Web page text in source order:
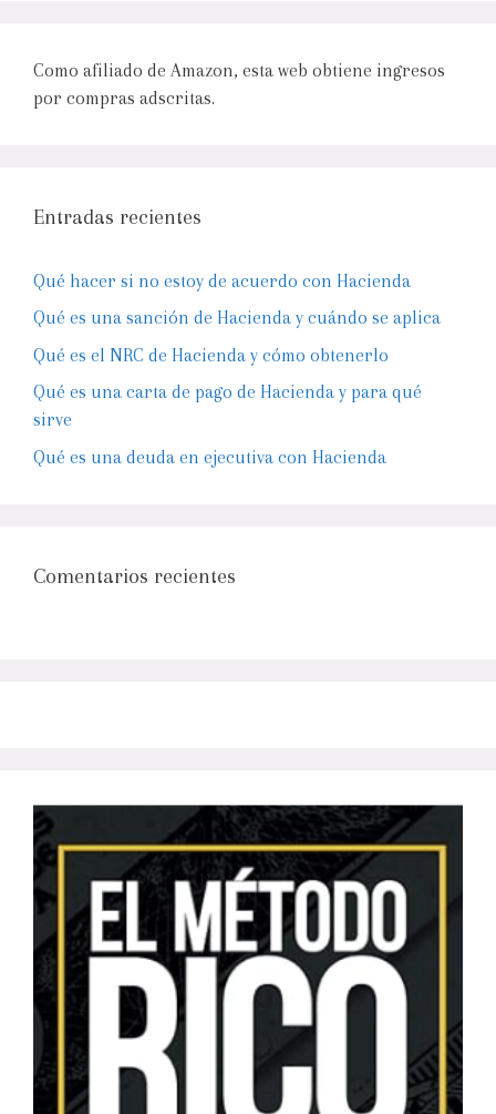
Como afiliado de Amazon, esta web obtiene ingresos
por compras adscritas.
Entradas recientes
Qué hacer si no estoy de acuerdo con Hacienda
Qué es una sanción de Hacienda y cuándo se aplica
Qué es el NRC de Hacienda y cómo obtenerlo
Qué es una carta de pago de Hacienda y para qué
sirve
Qué es una deuda en ejecutiva con Hacienda
Comentarios recientes